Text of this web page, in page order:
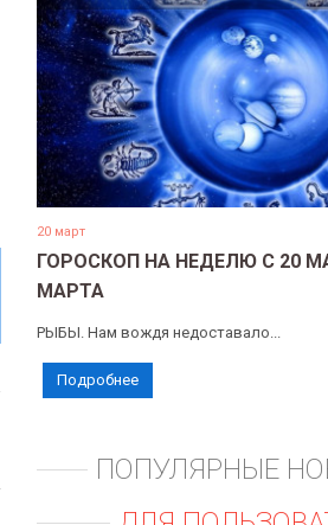
20 март
ГОРОСКОП НА НЕДЕЛЮ С 20
МАРТА
РЫБЫ. Нам вождя недоставало...
Подробнее
ПОПУЛЯРНЫЕ